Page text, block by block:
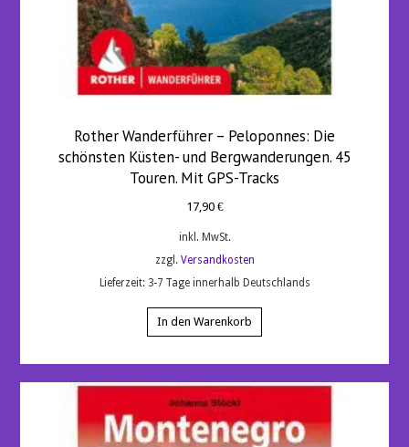
Rother Wanderführer – Peloponnes: Die
schönsten Küsten- und Bergwanderungen. 45
Touren. Mit GPS-Tracks
17,90 €
inkl. MwSt.
zzgl. Versandkosten
Lieferzeit: 3-7 Tage innerhalb Deutschlands
In den Warenkorb